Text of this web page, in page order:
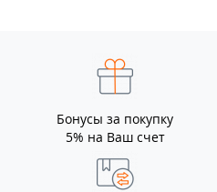
Бонусы за покупку
5% на Ваш счет